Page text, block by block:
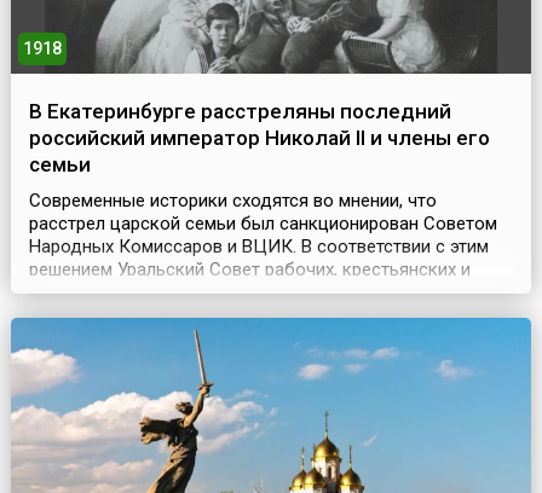
1918
В Екатеринбурге расстреляны последний
российский император Николай II и члены его
семьи
Современные историки сходятся во мнении, что
расстрел царской семьи был санкционирован Советом
Народных Комиссаров и ВЦИК. В соответствии с этим
решением Уральский Совет рабочих, крестьянских и
солдатских депутатов на своем заседании 12 июля 1918
года принял постановление о казни.В ночь с 16 на 17
июля 1918 года бывший российский император Николай
II, императрица Александра Фёдоровна, их дети,...